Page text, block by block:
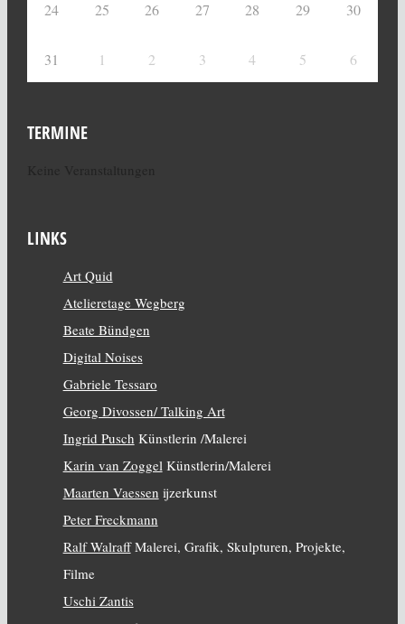
24 25 26 27 28 29 30
31 1 2 3 4 5 6
TERMINE
LINKS
Art Quid
Atelieretage Wegberg
Beate Bündgen
Digital Noises
Gabriele Tessaro
Georg Divossen/ Talking Art
Ingrid Pusch Künstlerin /Malerei
Karin van Zoggel Künstlerin/Malerei
Maarten Vaessen ijzerkunst
Peter Freckmann
Ralf WalraffMalerei, Grafik, Skulpturen, Projekte,
Filme
Uschi Zantis